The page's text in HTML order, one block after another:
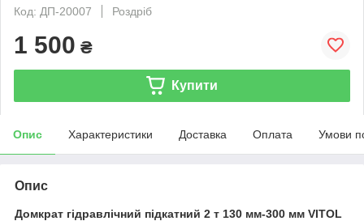
Код: ДП-20007
Роздріб
1 500 ₴
Купити
Опис Характеристики Доставка Оплата Умови
Опис
Домкрат гідравлічний підкатний 2 т 130 мм-300 мм VITOL